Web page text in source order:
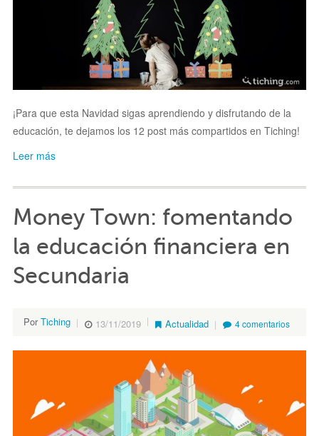
¡Para que esta Navidad sigas aprendiendo y disfrutando de la
educación, te dejamos los 12 post más compartidos en Tiching!
Leer más
Money Town: fomentando
la educación financiera en
Secundaria
PorTiching 13/11/2019 Actualidad 4 comentarios